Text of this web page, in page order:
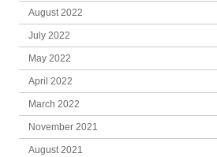
August 2022
July 2022
May 2022
April 2022
March 2022
November 2021
August 2021